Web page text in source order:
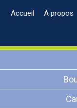
Accueil A propos